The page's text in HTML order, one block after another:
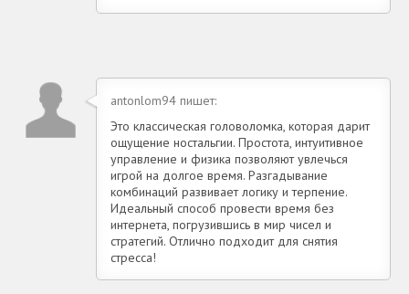
antonlom94 пишет:
Это классическая головоломка, которая дарит
ощущение ностальгии. Простота, интуитивное
управление и физика позволяют увлечься
игрой на долгое время. Разгадывание
комбинаций развивает логику и терпение.
Идеальный способ провести время без
интернета, погрузившись в мир чисел и
стратегий. Отлично подходит для снятия
стресса!